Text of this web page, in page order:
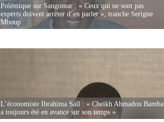
Polémique sur Sangomar : « Ceux qui ne sont pas
experts doivent arrêter d’en parler », tranche Serigne
Mboup
L’économiste Ibrahima Sall : « Cheikh Ahmadou Bamba
a toujours été en avance sur son temps »